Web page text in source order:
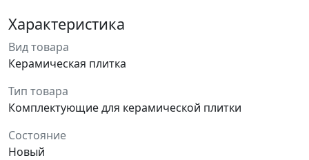
Характеристика
Вид товара
Керамическая плитка
Тип товара
Комплектующие для керамической плитки
Состояние
Новый